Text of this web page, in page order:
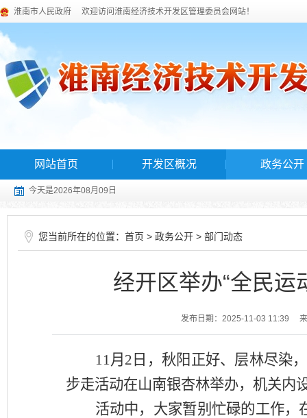
淮南市人民政府 欢迎访问淮南经济技术开发区管理委员会网站！
网站首页 开发区概况 政务公开
今天是2026年08月09日
您当前所在的位置： 首页 > 政务公开 > 部门动态
经开区举办“全民运
发布日期：2025-11-03 11:39
11月2日，秋阳正好、层林尽染
步走活动在山南银杏林举办，机关内
活动中，大家暂别忙碌的工作